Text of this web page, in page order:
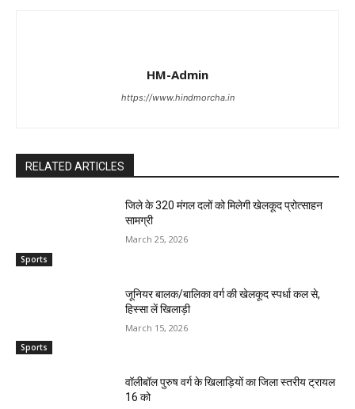
HM-Admin
https://www.hindmorcha.in
RELATED ARTICLES
Sports
जिले के 320 मंगल दलों को मिलेगी खेलकूद प्रोत्साहन
सामग्री
March 25, 2026
Sports
जूनियर बालक/बालिका वर्ग की खेलकूद स्पर्धा कल से,
हिस्सा लें खिलाड़ी
March 15, 2026
वॉलीबॉल पुरुष वर्ग के खिलाड़ियों का जिला स्तरीय ट्रायल
16 को